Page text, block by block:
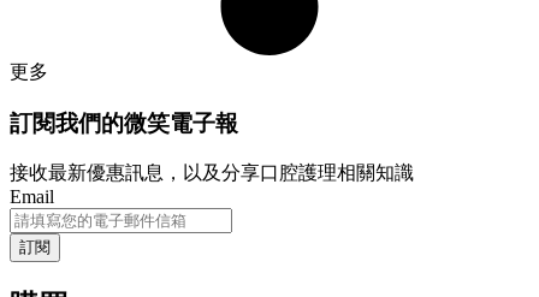
更多
訂閱我們的微笑電子報
接收最新優惠訊息，以及分享口腔護理相關知識
Email